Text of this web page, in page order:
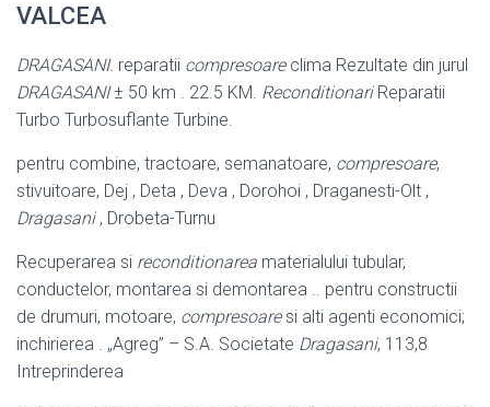
VALCEA
DRAGASANI. reparatii compresoareclima Rezultate din jurul
DRAGASANI± 50 km . 22.5 KM. ReconditionariReparatii
Turbo Turbosuflante Turbine.
pentru combine, tractoare, semanatoare, compresoare,
stivuitoare, Dej , Deta , Deva , Dorohoi , Draganesti-Olt ,
Dragasani, Drobeta-Turnu
Recuperarea si reconditionarea materialului tubular,
conductelor, montarea si demontarea .. pentru constructii
de drumuri, motoare, compresoaresi alti agenti economici;
inchirierea . „Agreg” – S.A. Societate Dragasani, 113,8
Intreprinderea